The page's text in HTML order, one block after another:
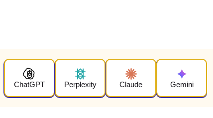
ChatGPT Perplexity Claude Gemini